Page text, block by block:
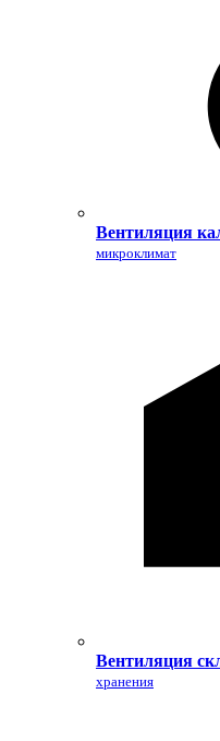
Вентиляция
микроклимат
Вентиляция
хранения